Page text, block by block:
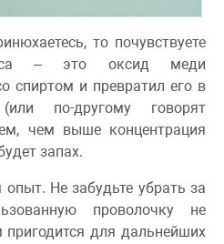
то почувствуете
– это оксид меди
спиртом и превратил его в
по-другому говорят
чем выше концентрация
запах.
Не забудьте убрать за
проволочку не
для дальнейших